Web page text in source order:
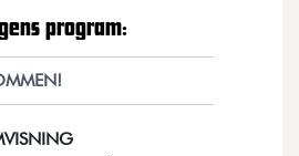
program: